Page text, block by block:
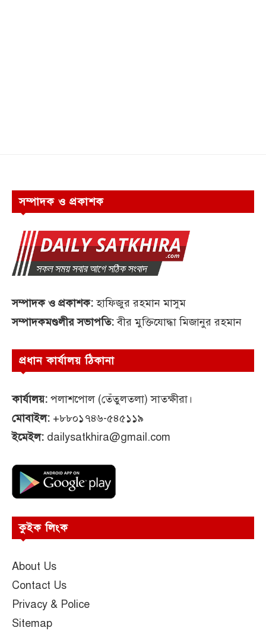
সম্পাদক ও প্রকাশক
সম্পাদক ও প্রকাশক:হাফিজুর রহমান মাসুম
সম্পাদকমণ্ডলীর সভাপতি:বীর মুক্তিযোদ্ধা মিজানুর রহমান
প্রধান কার্যালয় ঠিকানা
কার্যালয়: পলাশপোল (তেঁতুলতলা) সাতক্ষীরা।
মোবাইল: +৮৮০১৭৪৬-৫৪৫১১৯
ইমেইল: dailysatkhira@gmail.com
কুইক লিংক
About Us
Contact Us
Privacy & Police
Sitemap